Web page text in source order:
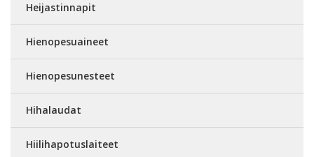
Heijastinnapit
Hienopesuaineet
Hienopesunesteet
Hihalaudat
Hiilihapotuslaiteet